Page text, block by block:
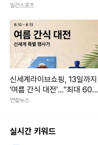
사 [줌인]
일간스포츠
신세계라이브쇼핑, 13일까지
'여름 간식 대전'…"최대 60%
할인"
연합뉴스
실시간 키워드